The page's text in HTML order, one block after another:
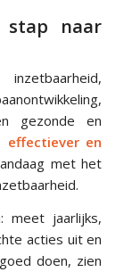
stap naar
gezonde en
effectiever en
met het
meet jaarlijks,
acties uit en
doen, zien